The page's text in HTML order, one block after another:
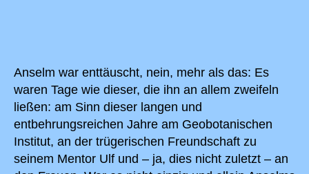
Anselm war enttäuscht, nein, mehr als das: Es
waren Tage wie dieser, die ihn an allem zweifeln
ließen: am Sinn dieser langen und
entbehrungsreichen Jahre am Geobotanischen
Institut, an der trügerischen Freundschaft zu
seinem Mentor Ulf und – ja, dies nicht zuletzt – an